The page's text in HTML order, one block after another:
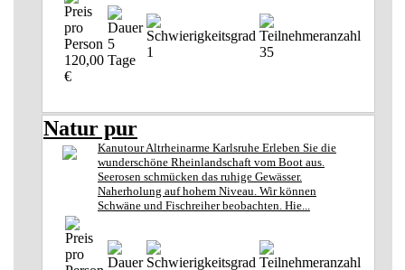
120,00
€
5
Tage
1 35
Natur pur
Kanutour Altrheinarme Karlsruhe Erleben Sie die
wunderschöne Rheinlandschaft vom Boot aus.
Seerosen schmücken das ruhige Gewässer.
Naherholung auf hohem Niveau. Wir können
Schwäne und Fischreiher beobachten. Hie...